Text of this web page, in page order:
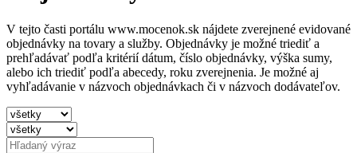
V tejto časti portálu www.mocenok.sk nájdete zverejnené evidované
objednávky na tovary a služby. Objednávky je možné triediť a
prehľadávať podľa kritérií dátum, číslo objednávky, výška sumy,
alebo ich triediť podľa abecedy, roku zverejnenia. Je možné aj
vyhľadávanie v názvoch objednávkach či v názvoch dodávateľov.